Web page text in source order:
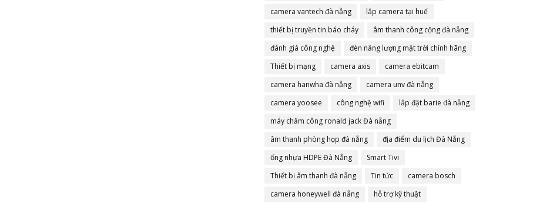
camera vantech đà nẵng
lắp camera tại huế
thiết bị truyền tin báo cháy
âm thanh công cộng đà nẵng
đánh giá công nghệ
đèn năng lượng mặt trời chính hãng
Thiết bị mạng
camera axis
camera ebitcam
camera hanwha đà nẵng
camera unv đà nẵng
camera yoosee
công nghệ wifi
lắp đặt barie đà nẵng
máy chấm công ronald jack Đà nẵng
âm thanh phòng họp đà nẵng
địa điểm du lịch Đà Nẵng
ống nhựa HDPE Đà Nẵng
Smart Tivi
Thiết bị âm thanh đà nẵng
Tin tức
camera bosch
camera honeywell đà nẵng
hỗ trợ kỹ thuật